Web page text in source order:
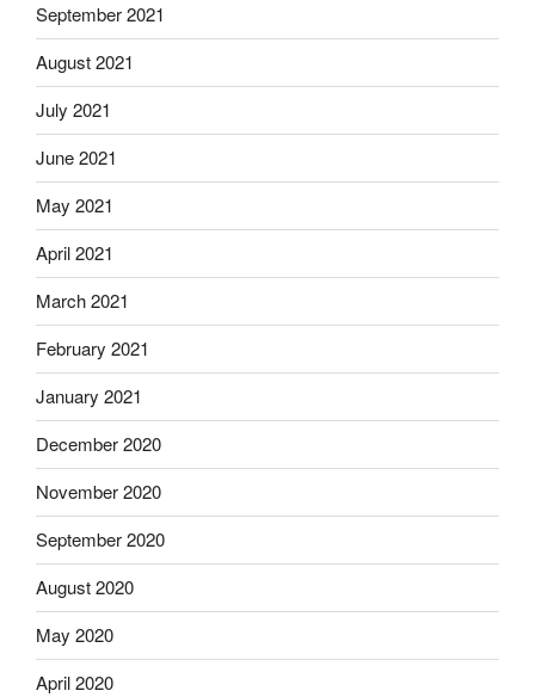
September 2021
August 2021
July 2021
June 2021
May 2021
April 2021
March 2021
February 2021
January 2021
December 2020
November 2020
September 2020
August 2020
May 2020
April 2020